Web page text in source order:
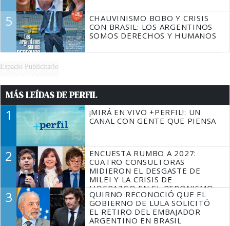
5
CHAUVINISMO BOBO Y CRISIS
CON BRASIL: LOS ARGENTINOS
SOMOS DERECHOS Y HUMANOS
Espacio Publicitario
MÁS LEÍDAS DE PERFIL
1
¡MIRÁ EN VIVO +PERFIL!: UN
CANAL CON GENTE QUE PIENSA
2
ENCUESTA RUMBO A 2027:
CUATRO CONSULTORAS
MIDIERON EL DESGASTE DE
MILEI Y LA CRISIS DE
LIDERAZGO EN EL PERONISMO
3
QUIRNO RECONOCIÓ QUE EL
GOBIERNO DE LULA SOLICITÓ
EL RETIRO DEL EMBAJADOR
ARGENTINO EN BRASIL